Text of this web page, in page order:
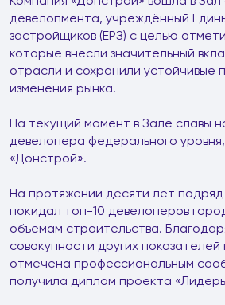
девелопмента, учреждённый
застройщиков (ЕРЗ) с целью
которые внесли значительный
отрасли и сохранили устойчивые
изменения рынка.
На текущий момент в Зале славы
девелопера федерального
«Донстрой».
На протяжении десяти лет
покидал топ-10 девелоперов
объёмам строительства.
совокупности других
отмечена профессиональным
получила диплом проекта